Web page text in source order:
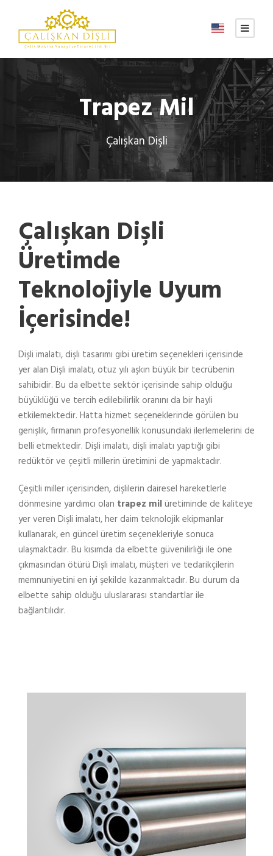
Trapez Mil
Çalışkan Dişli
Çalışkan Dişli
Üretimde
Teknolojiyle Uyum
İçerisinde!
Dişli imalatı, dişli tasarımı gibi üretim seçenekleri içerisinde
yer alan Dişli imalatı, otuz yılı aşkın büyük bir tecrübenin
sahibidir. Bu da elbette sektör içerisinde sahip olduğu
büyüklüğü ve tercih edilebilirlik oranını da bir hayli
etkilemektedir. Hatta hizmet seçeneklerinde görülen bu
genişlik, firmanın profesyonellik konusundaki ilerlemelerini de
belli etmektedir. Dişli imalatı, dişli imalatı yaptığı gibi
redüktör ve çeşitli millerin üretimini de yapmaktadır.
Çeşitli miller içerisinden, dişlilerin dairesel hareketlerle
dönmesine yardımcı olan trapez milüretiminde de kaliteye
yer veren Dişli imalatı, her daim teknolojik ekipmanlar
kullanarak, en güncel üretim seçenekleriyle sonuca
ulaşmaktadır. Bu kısımda da elbette güvenilirliği ile öne
çıkmasından ötürü Dişli imalatı, müşteri ve tedarikçilerin
memnuniyetini en iyi şekilde kazanmaktadır. Bu durum da
elbette sahip olduğu uluslararası standartlar ile
bağlantılıdır.
TRAPEZ MIL